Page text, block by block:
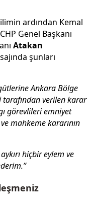
ardından Kemal
Genel Başkanı
Atakan
şunları
Ankara Bölge
verilen karar
görevlileri emniyet
mahkeme kararının
hiçbir eylem ve